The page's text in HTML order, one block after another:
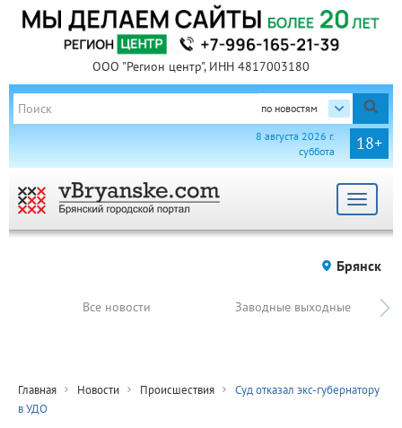
ООО "Регион центр", ИНН 4817003180
по новостям
18+
8 августа 2026 г.
суббота
Toggle
Брянск
Все новости Заводные выходные
Главная Новости Происшествия
Суд отказал экс-губернатору
в УДО